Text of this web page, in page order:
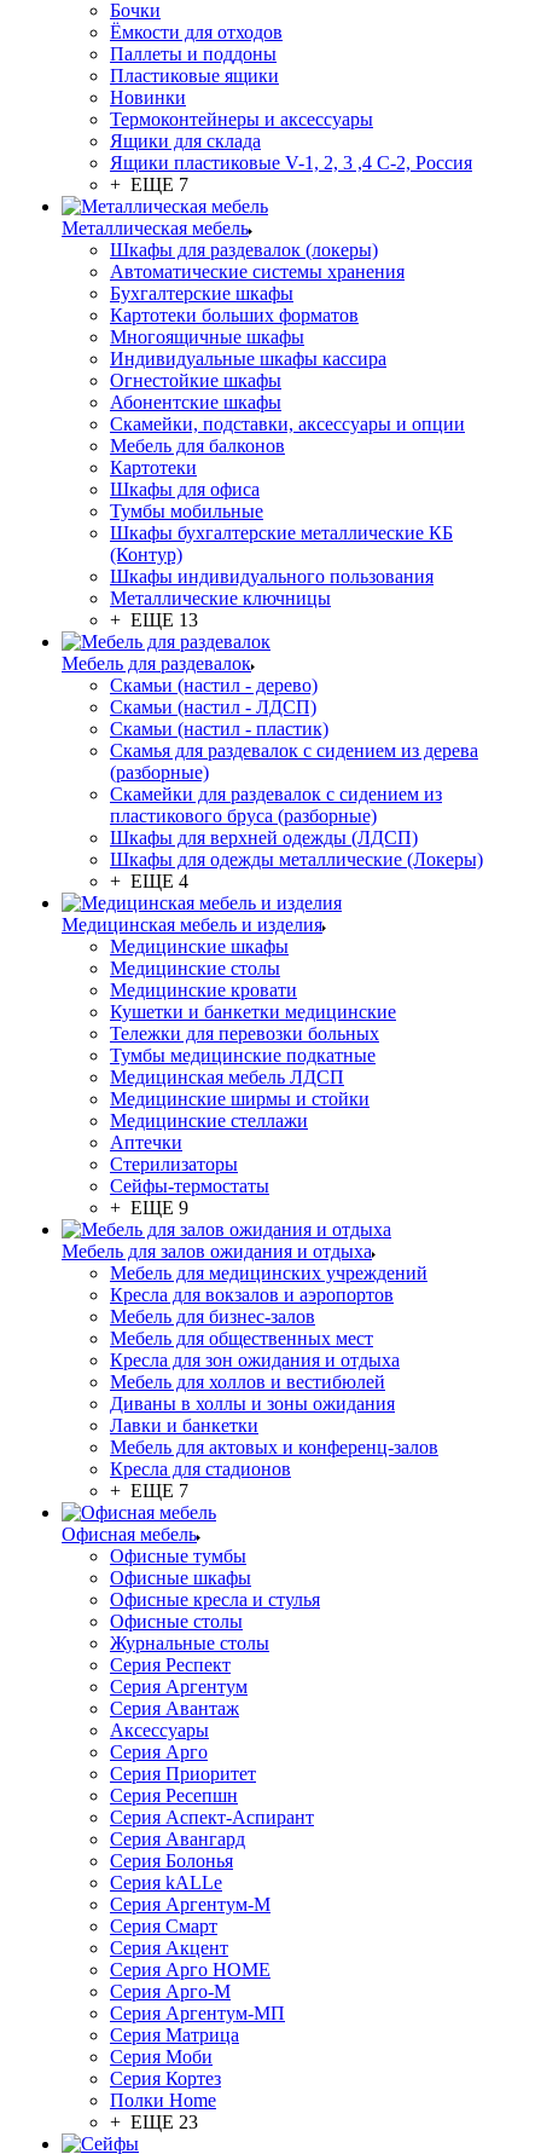
Бочки
Ёмкости для отходов
Паллеты и поддоны
Пластиковые ящики
Новинки
Термоконтейнеры и аксессуары
Ящики для склада
Ящики пластиковые V-1, 2, 3 ,4 С-2, Россия
+ ЕЩЕ 7
Металлическая мебель
Шкафы для раздевалок (локеры)
Автоматические системы хранения
Бухгалтерские шкафы
Картотеки больших форматов
Многоящичные шкафы
Индивидуальные шкафы кассира
Огнестойкие шкафы
Абонентские шкафы
Скамейки, подставки, аксессуары и опции
Мебель для балконов
Картотеки
Шкафы для офиса
Тумбы мобильные
Шкафы бухгалтерские металлические КБ
(Контур)
Шкафы индивидуального пользования
Металлические ключницы
+ ЕЩЕ 13
Мебель для раздевалок
Скамьи (настил - дерево)
Скамьи (настил - ЛДСП)
Скамьи (настил - пластик)
Скамья для раздевалок с сидением из дерева
(разборные)
Скамейки для раздевалок с сидением из
пластикового бруса (разборные)
Шкафы для верхней одежды (ЛДСП)
Шкафы для одежды металлические (Локеры)
+ ЕЩЕ 4
Медицинская мебель и изделия
Медицинские шкафы
Медицинские столы
Медицинские кровати
Кушетки и банкетки медицинские
Тележки для перевозки больных
Тумбы медицинские подкатные
Медицинская мебель ЛДСП
Медицинские ширмы и стойки
Медицинские стеллажи
Аптечки
Стерилизаторы
Сейфы-термостаты
+ ЕЩЕ 9
Мебель для залов ожидания и отдыха
Мебель для медицинских учреждений
Кресла для вокзалов и аэропортов
Мебель для бизнес-залов
Мебель для общественных мест
Кресла для зон ожидания и отдыха
Мебель для холлов и вестибюлей
Диваны в холлы и зоны ожидания
Лавки и банкетки
Мебель для актовых и конференц-залов
Кресла для стадионов
+ ЕЩЕ 7
Офисная мебель
Офисные тумбы
Офисные шкафы
Офисные кресла и стулья
Офисные столы
Журнальные столы
Серия Респект
Серия Аргентум
Серия Авантаж
Аксессуары
Серия Арго
Серия Приоритет
Серия Ресепшн
Серия Аспект-Аспирант
Серия Авангард
Серия Болонья
Серия kALLe
Серия Аргентум-М
Серия Смарт
Серия Акцент
Серия Арго HOME
Серия Арго-М
Серия Аргентум-МП
Серия Матрица
Серия Моби
Серия Кортез
Полки Home
+ ЕЩЕ 23